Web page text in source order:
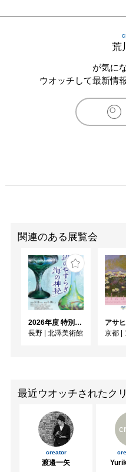
荒
が気に
ウオッチして最新情
関連のある展覧会
2026年度 特別展「ガレとドーム、アール･ヌーヴォーのガラス 水辺のやすらぎ、海の神秘」
長野 | 北澤美術館
京都 |
最近ウオッチされたク
creator
渡邉一矢